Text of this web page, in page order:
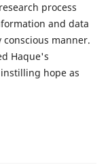
process
and data
manner.
Haque's
hope as